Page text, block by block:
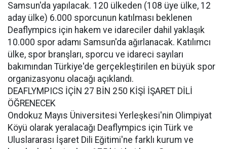
Samsun'da yapılacak. 120 ülkeden (108 üye ülke, 12
aday ülke) 6.000 sporcunun katılması beklenen
Deaflympics için hakem ve idareciler dahil yaklaşık
10.000 spor adamı Samsun'da ağırlanacak. Katılımcı
ülke, spor branşları, sporcu ve idareci sayıları
bakımından Türkiye'de gerçekleştirilen en büyük spor
organizasyonu olacağı açıklandı.
DEAFLYMPICS İÇİN 27 BİN 250 KİŞİ İŞARET DİLİ
ÖĞRENECEK
Ondokuz Mayıs Üniversitesi Yerleşkesi'nin Olimpiyat
Köyü olarak yeralacağı Deaflympics için Türk ve
Uluslararası İşaret Dili Eğitimi'ne farklı kurum ve